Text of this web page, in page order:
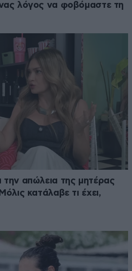
λόγος να φοβόμαστε τη
απώλεια της μητέρας
κατάλαβε τι έχει,